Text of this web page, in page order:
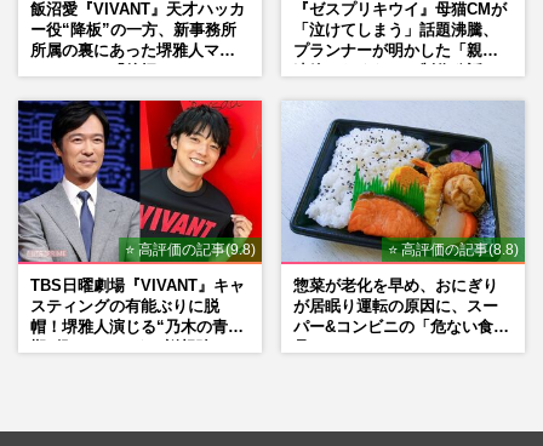
飯沼愛『VIVANT』天才ハッカ
ー役“降板”の一方、新事務所
所属の裏にあった堺雅人マネ
『ゼスプリキウイ』母猫CMが
「泣けてしまう」話題沸騰、
プランナーが明かした「親に
⭐ 高評価の記事(9.8)
TBS日曜劇場『VIVANT』キャ
スティングの有能ぶりに脱
帽！堺雅人演じる“乃木の青年
⭐ 高評価の記事(8.8)
惣菜が老化を早め、おにぎり
が居眠り運転の原因に、スー
パー&コンビニの「危ない食